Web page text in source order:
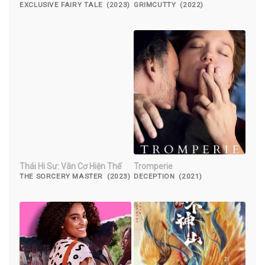
EXCLUSIVE FAIRY TALE (2023) GRIMCUTTY (2022)
Thái Hi Sư: Vân Cơ Hiện Thế
THE SORCERY MASTER (2023)
Tromperie
DECEPTION (2021)